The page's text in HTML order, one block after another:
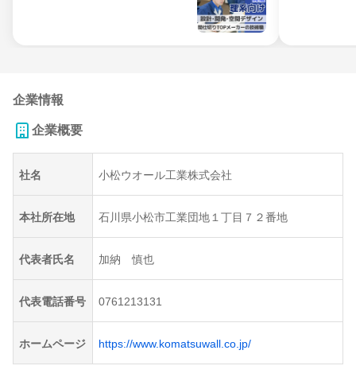
企業情報
企業概要
社名 小松ウオール工業株式会社
本社所在地 石川県小松市工業団地１丁目７２番地
代表者氏名 加納 慎也
代表電話番号 0761213131
ホームページ https://www.komatsuwall.co.jp/